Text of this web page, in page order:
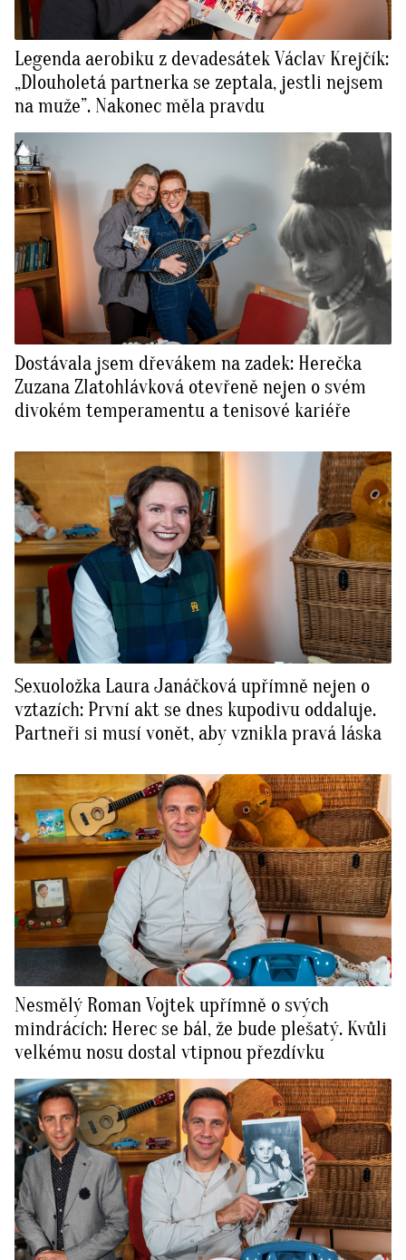
Legenda aerobiku z devadesátek Václav Krejčík:
„Dlouholetá partnerka se zeptala, jestli nejsem
na muže”. Nakonec měla pravdu
Dostávala jsem dřevákem na zadek: Herečka
Zuzana Zlatohlávková otevřeně nejen o svém
divokém temperamentu a tenisové kariéře
Sexuoložka Laura Janáčková upřímně nejen o
vztazích: První akt se dnes kupodivu oddaluje.
Partneři si musí vonět, aby vznikla pravá láska
Nesmělý Roman Vojtek upřímně o svých
mindrácích: Herec se bál, že bude plešatý. Kvůli
velkému nosu dostal vtipnou přezdívku